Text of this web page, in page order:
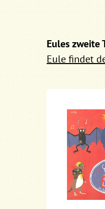
Eules zweite
Eule findet